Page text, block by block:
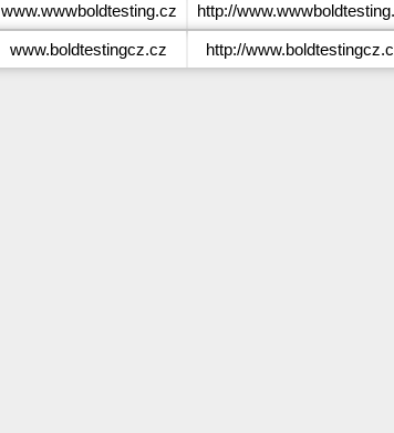
www.wwwboldtesting.cz http://
www.boldtestingcz.cz http://